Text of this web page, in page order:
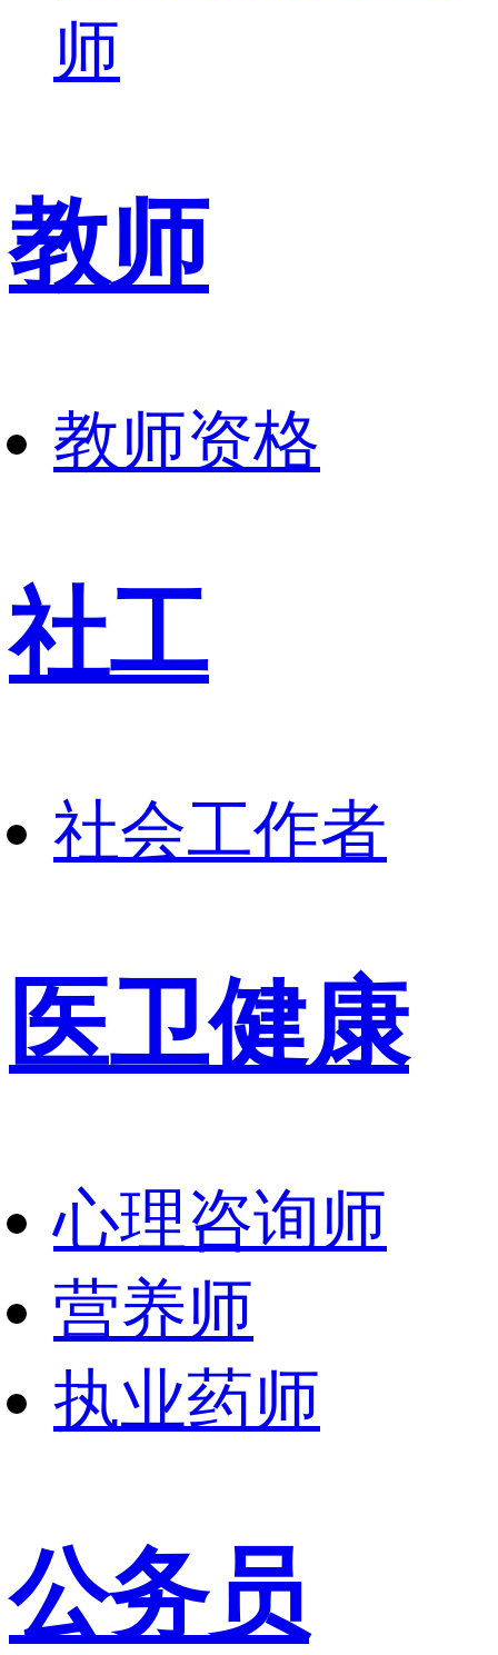
师
教师
教师资格
社工
社会工作者
医卫健康
心理咨询师
营养师
执业药师
公务员